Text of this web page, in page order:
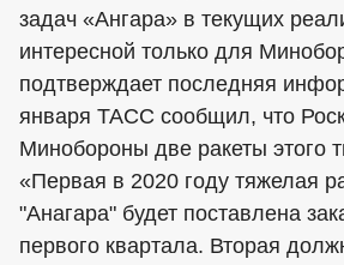
задач «Ангара» в текущих
интересной только для
подтверждает последняя
января ТАСС сообщил, что
Минобороны две ракеты этого
«Первая в 2020 году тяжелая
"Анагара" будет поставлена
первого квартала. Вторая